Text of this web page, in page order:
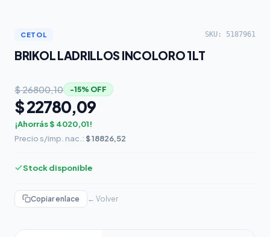
CETOL SKU: 5187961
BRIKOL LADRILLOS INCOLORO 1LT
$ 26800,10 −15% OFF
$ 22780,09
¡Ahorrás $ 4020,01!
Precio s/imp. nac.: $ 18826,52
Stock disponible
Copiar enlace ← Volver